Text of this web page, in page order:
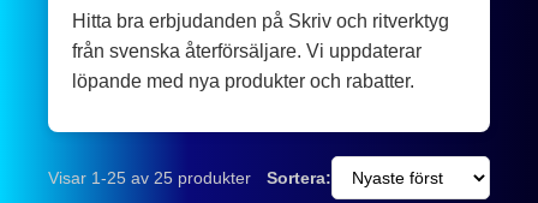
Hitta bra erbjudanden på Skriv och ritverktyg
från svenska återförsäljare. Vi uppdaterar
löpande med nya produkter och rabatter.
Visar 1-25 av 25 produkter Sortera: